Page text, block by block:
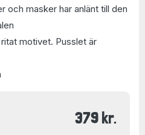
och masker har anlänt till den
motivet. Pusslet är
379 kr.